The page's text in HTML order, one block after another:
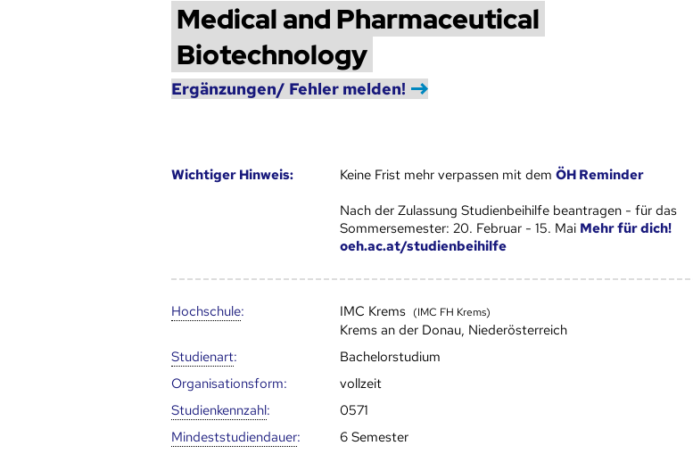
Medical and Pharmaceutical
Biotechnology
Ergänzungen/ Fehler melden!
Wich­ti­ger Hin­weis: Keine Frist mehr verpassen mit dem ÖH Reminder
Nach der Zulassung Studienbeihilfe beantragen - für das
Sommersemester: 20. Februar - 15. Mai Mehr für dich!
oeh.ac.at/studienbeihilfe
Hoch­schule: IMC Krems (IMC FH Krems)
Krems an der Donau, Niederösterreich
Studienart:
Bachelorstudium
Organisationsform:
vollzeit
Studien­kenn­zahl:
0571
Mindest­studien­dauer:
6 Semester